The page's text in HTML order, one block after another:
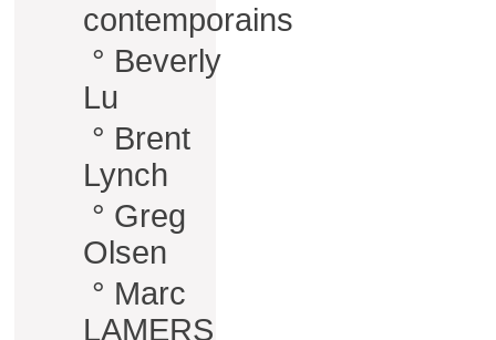
contemporains
° Beverly
Lu
° Brent
Lynch
° Greg
Olsen
° Marc
LAMERS